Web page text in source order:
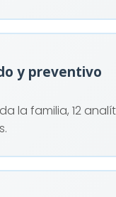
y preventivo
la familia, 12